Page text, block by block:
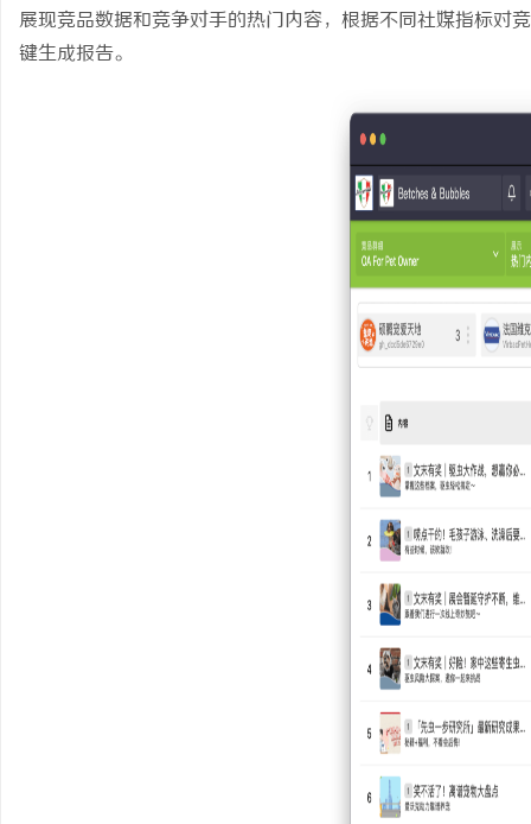
展现竞品数据和竞争对手的热门内容，根据不同社媒指标对
键生成报告。